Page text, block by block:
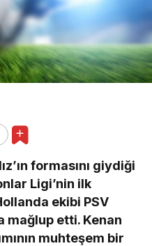
formasını giydiği
Ligi’nin ilk
ekibi PSV
mağlup etti. Kenan
muhteşem bir